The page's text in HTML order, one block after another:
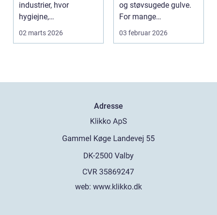
industrier, hvor
hygiejne,
driftssikkerhed ...
02 marts 2026
og støvsugede gulve.
For mange
virksomheder i
03 februar 2026
Adresse
web: www.klikko.dk